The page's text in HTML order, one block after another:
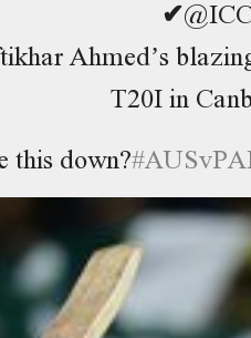
✔
Ahmed’s
T20I in
this down?#